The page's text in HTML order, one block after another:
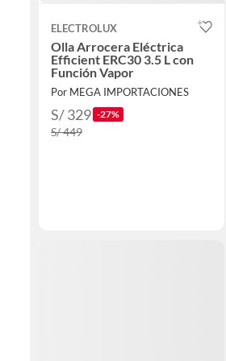
ELECTROLUX
Olla Arrocera Eléctrica
Efficient ERC30 3.5 L con
Función Vapor
Por MEGA IMPORTACIONES
S/ 329 -27%
S/ 449